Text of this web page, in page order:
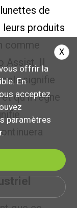
de
leurs produits
comme
Assist. Il
cela signifie
qu’il règne
offrir la
En
acceptez
paramètres
X